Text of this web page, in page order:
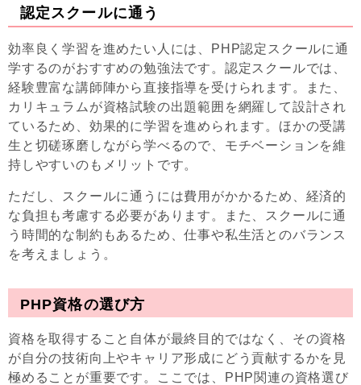
認定スクールに通う
効率良く学習を進めたい人には、PHP認定スクールに通
学するのがおすすめの勉強法です。認定スクールでは、
経験豊富な講師陣から直接指導を受けられます。また、
カリキュラムが資格試験の出題範囲を網羅して設計され
ているため、効果的に学習を進められます。ほかの受講
生と切磋琢磨しながら学べるので、モチベーションを維
持しやすいのもメリットです。
ただし、スクールに通うには費用がかかるため、経済的
な負担も考慮する必要があります。また、スクールに通
う時間的な制約もあるため、仕事や私生活とのバランス
を考えましょう。
PHP資格の選び方
資格を取得すること自体が最終目的ではなく、その資格
が自分の技術向上やキャリア形成にどう貢献するかを見
極めることが重要です。ここでは、PHP関連の資格選び